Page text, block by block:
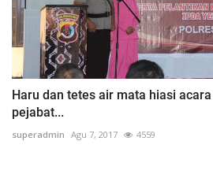
Haru dan tetes air mata hiasi
pejabat...
superadmin Agu 7, 2017 4559